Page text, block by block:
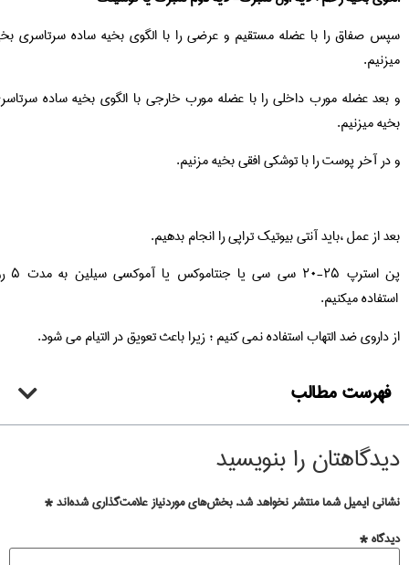
را با عضله مستقیم و عرضی را با الگوی بخیه ساده سرتاسری بخیه
مورب داخلی را با عضله مورب خارجی با الگوی بخیه ساده سرتاسری
پوست را با توشکی افقی بخیه مزنیم.
،باید آنتی بیوتیک تراپی را انجام بدهیم.
پن استرپ ۲۵-۲۰ سی سی یا جنتاموکس یا آموکسی سیلین به مدت ۵ روز
میکنیم.
ضد التهاب استفاده نمی کنیم ؛ زیرا باعث تعویق در التیام می شود.
مطالب
را بنویسید
شما منتشر نخواهد شد.بخش‌های موردنیاز علامت‌گذاری شده‌اند*